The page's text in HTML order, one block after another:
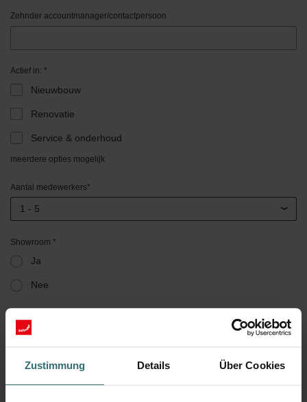
Zustimmung Details Über Cookies
Zehnder accountmanager/contactpersoon
Actief in: *
Nieuwbouw
Renovatie
Service & onderhoud
meerdere opties mogelijk
1 - 5
Aantal medewerkers*
Showroom *
Ja
Nee